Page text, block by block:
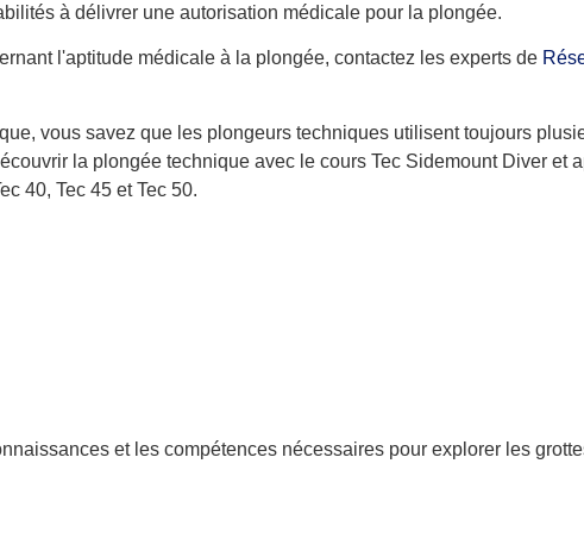
à délivrer une autorisation médicale pour la plongée.
l'aptitude médicale à la plongée, contactez les experts de
vous savez que les plongeurs techniques utilisent toujours
la plongée technique avec le cours Tec Sidemount Diver et
40, Tec 45 et Tec 50.
et les compétences nécessaires pour explorer les